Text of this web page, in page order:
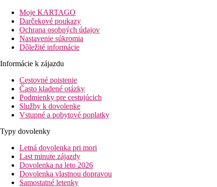
všetkým, ktorí chcú stráviť príjemnú dovolenku s kvalitným
servisom. Sesterský hotel Apollon cca 100m.
Vzdialenosť
pláže: 150 m
centrá: 1,5 km
Popis izby
Dvojlôžková izba, Deluxe, Veranda, Výhľad do záhrady
kúpeľňa/WC (sušič vlasov)
TV/sat.
trezor (za poplatok)
telefón
set na prípravu kávy a čaju
balkón alebo terasa
Wifi (za poplatok)
Moje KARTAGO
Darčekové poukazy
Ochrana osobných údajov
Nastavenie súkromia
Dôležité informácie
Informácie k zájazdu
Cestovné poistenie
Často kladené otázky
Podmienky pre cestujúcich
Služby k dovolenke
Vstupné a pobytové poplatky
Typy dovolenky
Letná dovolenka pri mori
Last minute zájazdy
Dovolenka na leto 2026
Dovolenka vlastnou dopravou
Samostatné letenky